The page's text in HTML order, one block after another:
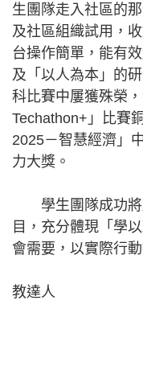
生團隊走入社區的
及社區組織試用，
台操作簡單，能有
及「以人為本」的
科比賽中屢獲殊榮
Techathon+」比賽
2025－智慧經濟」
力大獎。
學生團隊成功將
目，充分體現「學
會需要，以實際行
教達人